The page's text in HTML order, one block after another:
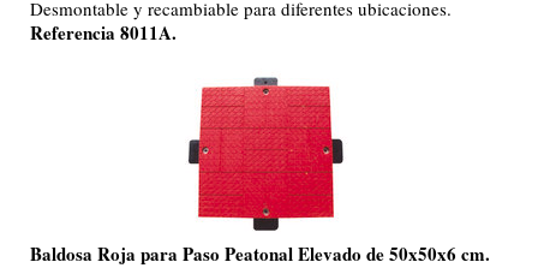
Desmontable y recambiable para diferentes ubicaciones.
Referencia 8011A.
Baldosa Roja para Paso Peatonal Elevado de 50x50x6 cm.